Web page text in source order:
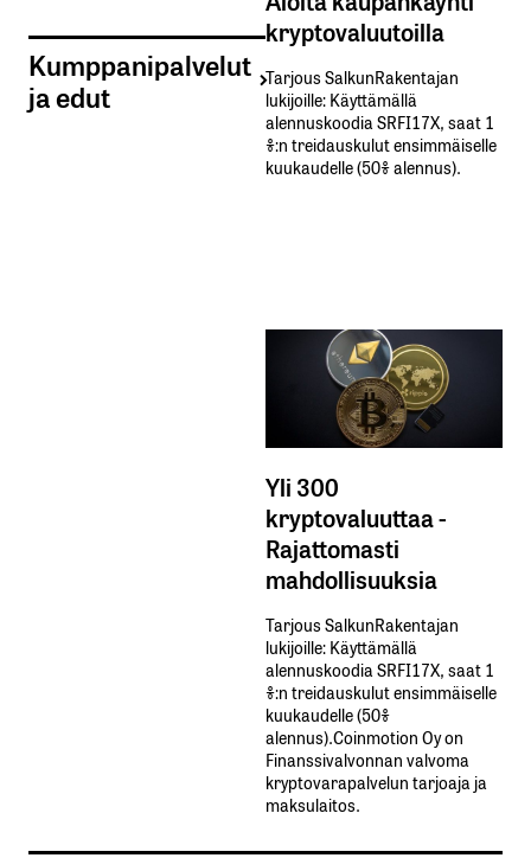
Kumppanipalvelut
ja edut
kryptovaluutoilla
Tarjous SalkunRakentajan
lukijoille: Käyttämällä​ ​
alennuskoodia​ ​SRFI17X,​ ​saat​ ​1
%:n treidauskulut​ ​ensimmäiselle​ ​
kuukaudelle​ ​(50%​ ​alennus).
Yli 300
kryptovaluuttaa -
Rajattomasti
mahdollisuuksia
Tarjous SalkunRakentajan
lukijoille: Käyttämällä​ ​
alennuskoodia​ ​SRFI17X,​ ​saat​ ​1
%:n treidauskulut​ ​ensimmäiselle​ ​
kuukaudelle​ ​(50%​ ​
alennus).Coinmotion Oy on
Finanssivalvonnan valvoma
kryptovarapalvelun tarjoaja ja
maksulaitos.